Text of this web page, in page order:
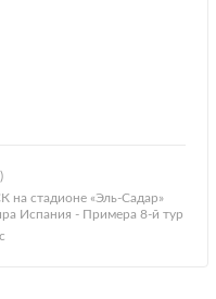
на стадионе «Эль-Садар»
Испания - Примера 8-й тур